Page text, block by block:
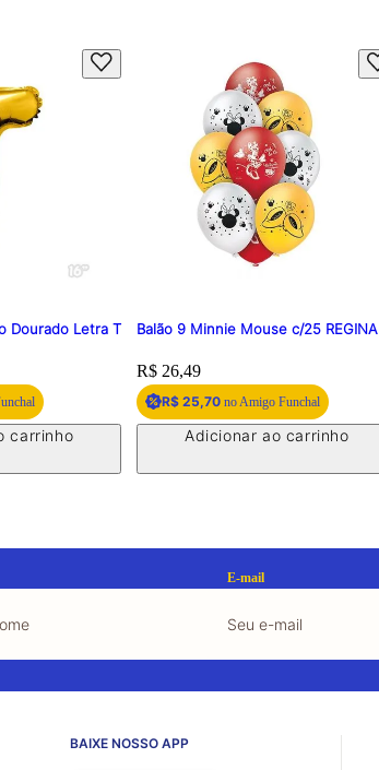
Dourado Letra T
carrinho
Balão 9 Minnie Mouse c/25 REGINA
Price:
R$ 26,49
R$ 25,70 no Amigo Funchal
Adicionar ao carrinho
E-mail
BAIXE NOSSO APP